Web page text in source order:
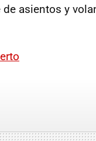
asientos y